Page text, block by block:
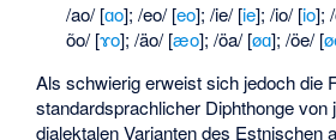
/ao/ [ɑo]; /eo/ [eo]; /ie/ [ie]; /io/ [io];
õo/ [ɤo]; /äo/ [æo]; /öa/ [øɑ]; /öe/ [
Als schwierig erweist sich jedoch die
standardsprachlicher Diphthonge von
dialektalen Varianten des Estnischen